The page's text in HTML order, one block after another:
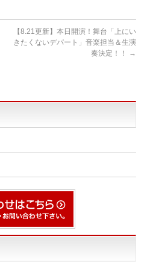
【8.21更新】本日開演！舞台「上にい
きたくないデパート」音楽担当＆生演
奏決定！！
→